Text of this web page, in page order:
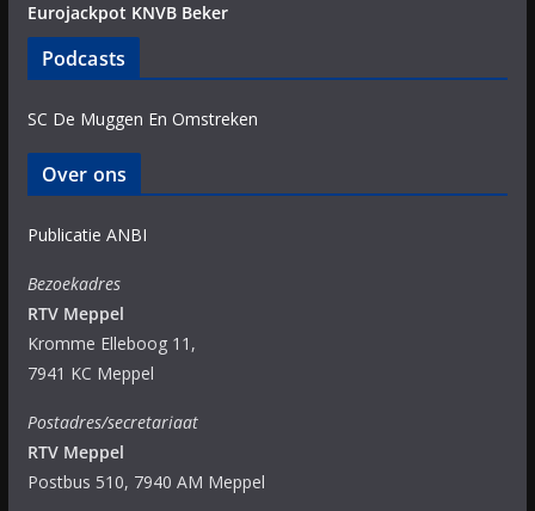
Eurojackpot KNVB Beker
Podcasts
SC De Muggen En Omstreken
Over ons
Publicatie ANBI
Bezoekadres
RTV Meppel
Kromme Elleboog 11,
7941 KC Meppel
Postadres/secretariaat
RTV Meppel
Postbus 510, 7940 AM Meppel